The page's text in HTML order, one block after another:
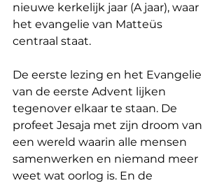
nieuwe kerkelijk jaar (A jaar), waar
het evangelie van Matteüs
centraal staat.
De eerste lezing en het Evangelie
van de eerste Advent lijken
tegenover elkaar te staan. De
profeet Jesaja met zijn droom van
een wereld waarin alle mensen
samenwerken en niemand meer
weet wat oorlog is. En de